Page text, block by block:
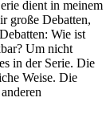
dient in meinem
große Debatten,
Wie ist
Um nicht
in der Serie. Die
Weise. Die